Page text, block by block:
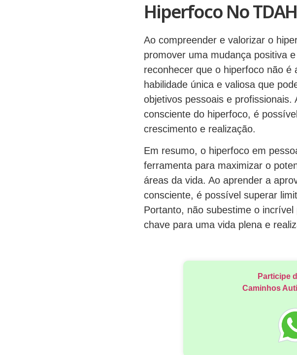
Hiperfoco No
Ao compreender e valorizar o
promover uma mudança positiva
reconhecer que o hiperfoco não
habilidade única e valiosa que
objetivos pessoais e
consciente do hiperfoco, é
crescimento e realização.
Em resumo, o hiperfoco em
ferramenta para maximizar o
áreas da vida. Ao aprender a
consciente, é possível superar
Portanto, não subestime o
chave para uma vida plena e
Participe
Caminhos